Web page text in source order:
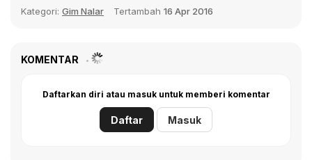
Kategori: Gim Nalar Tertambah 16 Apr 2016
KOMENTAR
Daftarkan diri atau masuk untuk memberi komentar
Daftar Masuk